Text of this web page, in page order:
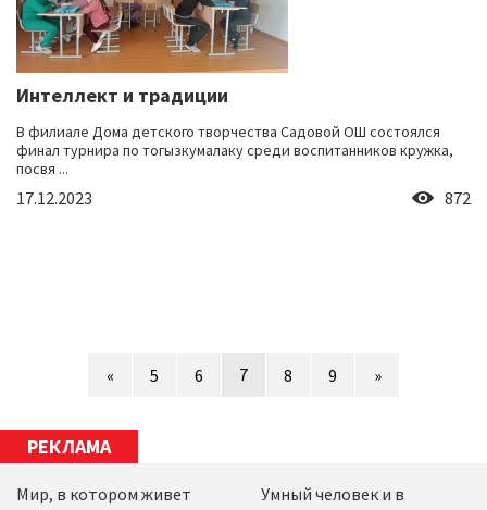
Интеллект и традиции
В филиале Дома детского творчества Садовой ОШ состоялся
финал турнира по тогызкумалаку среди воспитанников кружка,
посвя ...
17.12.2023 872
« 5 6 7 8 9 »
РЕКЛАМА
Мир, в котором живет
Умный человек и в